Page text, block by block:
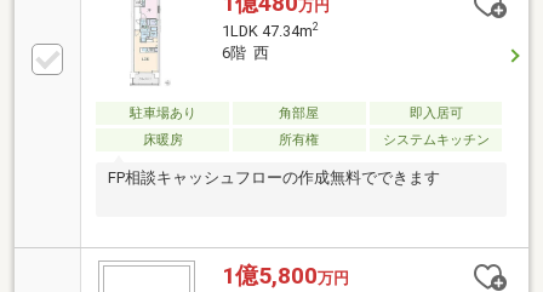
万円
1LDK 47.34m2
6階 西
駐車場あり 角部屋
即入居可
床暖房
所有権 システムキッチン
FP相談キャッシュフローの作成無料でできます
1億5,800万円